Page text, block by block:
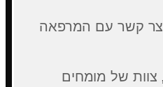
קשר עם המרפאה
צוות של מומחים